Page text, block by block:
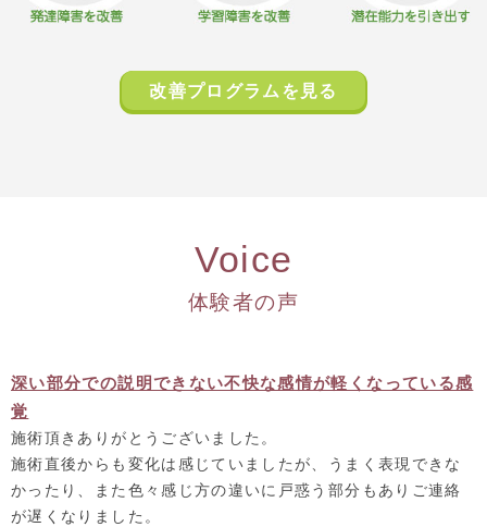
改善プログラムを見る
Voice
体験者の声
深い部分での説明できない不快な感情が軽くなっている感
覚
施術頂きありがとうございました。
施術直後からも変化は感じていましたが、
うまく表現できな
かったり、また色々感じ方の違いに戸惑う部分もありご連絡
が遅くなりました 。